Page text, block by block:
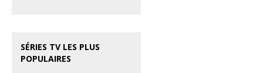
SÉRIES TV LES PLUS
POPULAIRES